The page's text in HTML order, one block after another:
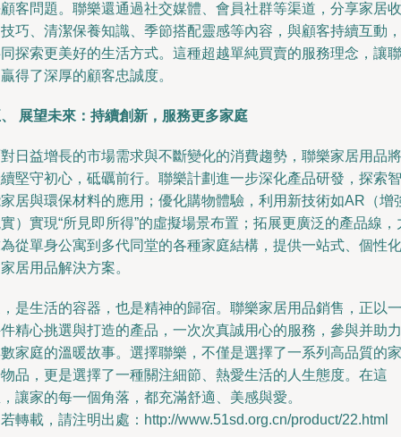
客問題。聯樂還通過社交媒體、會員社群等渠道，分享家居收
巧、清潔保養知識、季節搭配靈感等內容，與顧客持續互動，
探索更美好的生活方式。這種超越單純買賣的服務理念，讓聯
得了深厚的顧客忠誠度。
展望未來：持續創新，服務更多家庭
日益增長的市場需求與不斷變化的消費趨勢，聯樂家居用品將
堅守初心，砥礪前行。聯樂計劃進一步深化產品研發，探索智
居與環保材料的應用；優化購物體驗，利用新技術如AR（增
）實現“所見即所得”的虛擬場景布置；拓展更廣泛的產品線，
從單身公寓到多代同堂的各種家庭結構，提供一站式、個性化
居用品解決方案。
是生活的容器，也是精神的歸宿。聯樂家居用品銷售，正以一
精心挑選與打造的產品，一次次真誠用心的服務，參與并助力
家庭的溫暖故事。選擇聯樂，不僅是選擇了一系列高品質的家
品，更是選擇了一種關注細節、熱愛生活的人生態度。在這
讓家的每一個角落，都充滿舒適、美感與愛。
轉載，請注明出處：http://www.51sd.org.cn/product/22.html